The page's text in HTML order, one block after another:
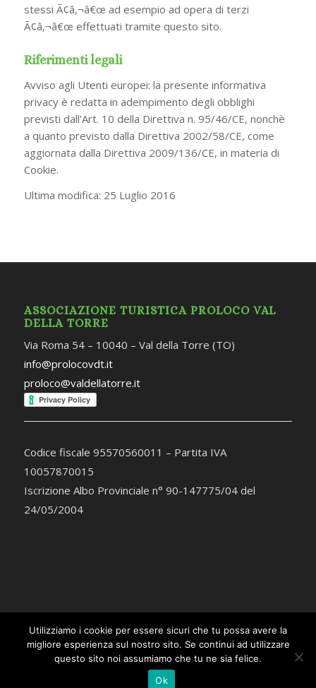
stessi Ã¢â‚¬â€œ ad esempio ad opera di terzi
Ã¢â‚¬â€œ effettuati tramite questo sito.
Riferimenti legali
Avviso agli Utenti europei: la presente informativa
privacy è redatta in adempimento degli obblighi
previsti dall'Art. 10 della Direttiva n. 95/46/CE, nonchè
a quanto previsto dalla Direttiva 2002/58/CE, come
aggiornata dalla Direttiva 2009/136/CE, in materia di
Cookie.
Ultima modifica: 25 Luglio 2016
ASSOCIAZIONE TURISTICA PROLOCO VAL
DELLA TORRE
Via Roma 54 – 10040 – Val della Torre (TO)
info@prolocovdt.it
proloco@valdellatorre.it
Codice fiscale 95570560011 – Partita IVA
10057870015
Iscrizione Albo Provinciale n° 90-147775/04 del
24/05/2004
©2015 Copyright - Associazione Turistica Pro Loco Val della Torre -
Enfold WordPress Theme by Kriesi
Utilizziamo i cookie per essere sicuri che tu possa avere la
migliore esperienza sul nostro sito. Se continui ad utilizzare
questo sito noi assumiamo che tu ne sia felice.
Ok